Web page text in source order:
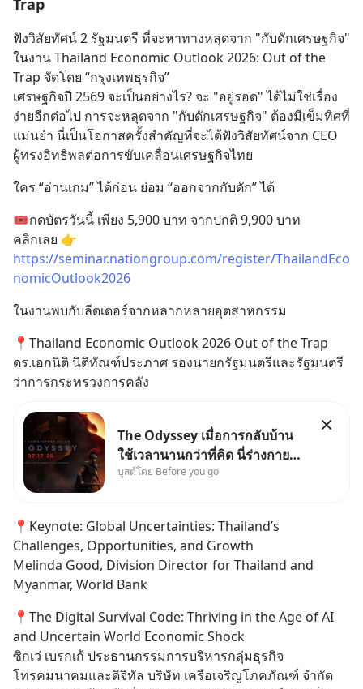
Trap
ฟังวิสัยทัศน์ 2 รัฐมนตรี ที่จะหาทางหลุดจาก "กับดักเศรษฐกิจ"
ในงาน Thailand Economic Outlook 2026: Out of the
Trap จัดโดย “กรุงเทพธุรกิจ”
เศรษฐกิจปี 2569 จะเป็นอย่างไร? จะ "อยู่รอด" ได้ไม่ใช่เรื่อง
ง่ายอีกต่อไป การจะหลุดจาก "กับดักเศรษฐกิจ" ต้องมีเข็มทิศที่
แม่นยำ นี่เป็นโอกาสครั้งสำคัญที่จะได้ฟังวิสัยทัศน์จาก CEO
ผู้ทรงอิทธิพลต่อการขับเคลื่อนเศรษฐกิจไทย
ใคร “อ่านเกม” ได้ก่อน ย่อม “ออกจากกับดัก” ได้
🎟️กดบัตรวันนี้ เพียง 5,900 บาท จากปกติ 9,900 บาท
https://seminar.nationgroup.com/register/ThailandEco
nomicOutlook2026
ในงานพบกับลีดเดอร์จากหลากหลายอุตสาหกรรม
📍Thailand Economic Outlook 2026 Out of the Trap
ดร.เอกนิติ นิติทัณฑ์ประภาศ รองนายกรัฐมนตรีและรัฐมนตรี
ว่าการกระทรวงการคลัง
The Odyssey เมื่อการกลับบ้าน
ใช้เวลานานกว่าที่คิด นี่ร่างกาย
เราต้องการกลับบ้านจริงหรือ
บูสต์โดย Before you go
📍Keynote: Global Uncertainties: Thailand’s
Challenges, Opportunities, and Growth
Melinda Good, Division Director for Thailand and
Myanmar, World Bank
📍The Digital Survival Code: Thriving in the Age of AI
and Uncertain World Economic Shock
ซิกเว่ เบรกเก้ ประธานกรรมการบริหารกลุ่มธุรกิจ
โทรคมนาคมและดิจิทัล บริษัท เครือเจริญโภคภัณฑ์ จำกัด